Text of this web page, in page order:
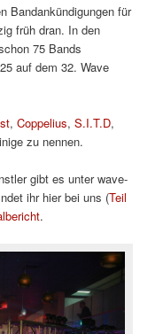
Bandankündigungen für
früh dran. In den
75 Bands
auf dem 32. Wave
,Coppelius,S.I.T.D,
zu nennen.
gibt es unter wave-
ihr hier bei uns (Teil
.